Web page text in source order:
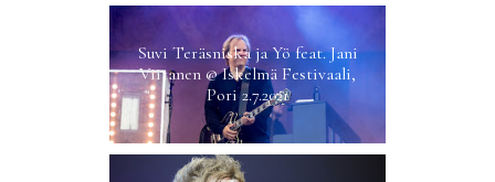
Suvi Teräsniska ja Yö feat. Jani
Viitanen @ Iskelmä Festivaali,
Pori 2.7.2021